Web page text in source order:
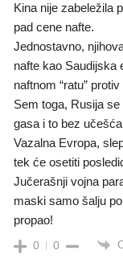
Kina nije zabeležila
pad cene nafte.
Jednostavno,
nafte kao Saudijska
naftnom “ratu”
Sem toga, Rusija
gasa i to bez
Vazalna Evropa,
tek će osetiti
Jučerašnji vojna
maski samo šalju
propao!
0 0